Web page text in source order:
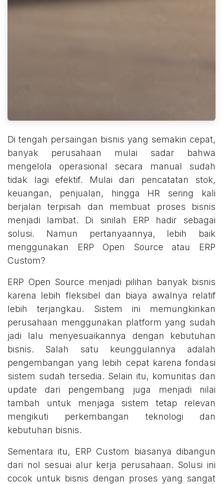
Di tengah persaingan bisnis yang semakin cepat,
banyak perusahaan mulai sadar bahwa
mengelola operasional secara manual sudah
tidak lagi efektif. Mulai dari pencatatan stok,
keuangan, penjualan, hingga HR sering kali
berjalan terpisah dan membuat proses bisnis
menjadi lambat. Di sinilah ERP hadir sebagai
solusi. Namun pertanyaannya, lebih baik
menggunakan ERP Open Source atau ERP
Custom?
ERP Open Source menjadi pilihan banyak bisnis
karena lebih fleksibel dan biaya awalnya relatif
lebih terjangkau. Sistem ini memungkinkan
perusahaan menggunakan platform yang sudah
jadi lalu menyesuaikannya dengan kebutuhan
bisnis. Salah satu keunggulannya adalah
pengembangan yang lebih cepat karena fondasi
sistem sudah tersedia. Selain itu, komunitas dan
update dari pengembang juga menjadi nilai
tambah untuk menjaga sistem tetap relevan
mengikuti perkembangan teknologi dan
kebutuhan bisnis.
Sementara itu, ERP Custom biasanya dibangun
dari nol sesuai alur kerja perusahaan. Solusi ini
cocok untuk bisnis dengan proses yang sangat